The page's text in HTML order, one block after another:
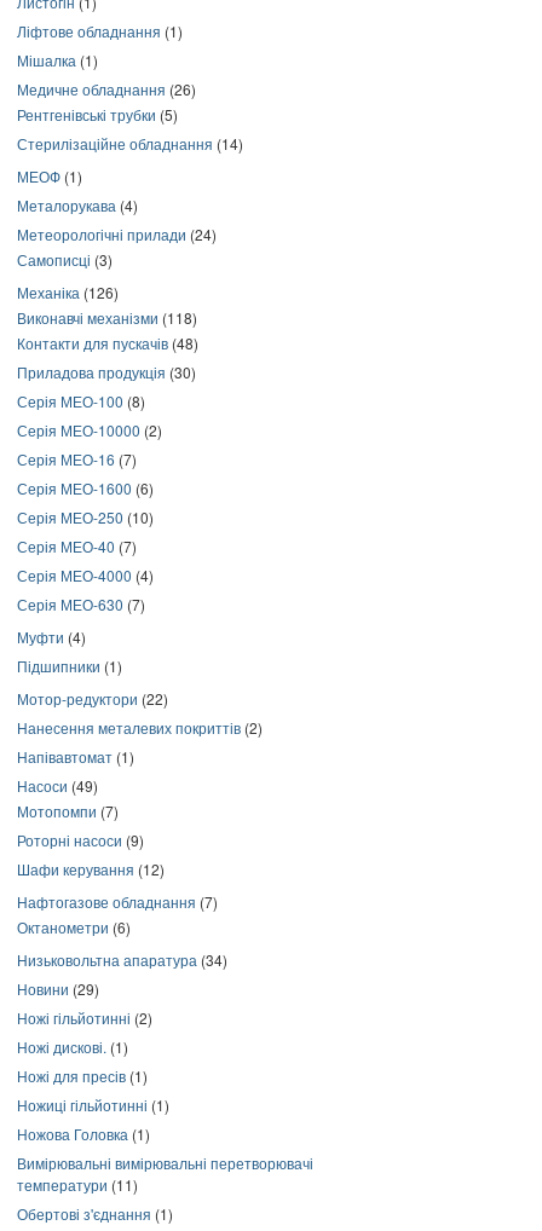
Ліфтове обладнання (1)
Мішалка (1)
Медичне обладнання (26)
Рентгенівські трубки (5)
Стерилізаційне обладнання (14)
МЕОФ (1)
Металорукава (4)
Метеорологічні прилади (24)
Самописці (3)
Механіка (126)
Виконавчі механізми (118)
Контакти для пускачів (48)
Приладова продукція (30)
Серія МЕО-100 (8)
Серія МЕО-10000 (2)
Серія МЕО-16 (7)
Серія МЕО-1600 (6)
Серія МЕО-250 (10)
Серія МЕО-40 (7)
Серія МЕО-4000 (4)
Серія МЕО-630 (7)
Муфти (4)
Підшипники (1)
Мотор-редуктори (22)
Нанесення металевих покриттів (2)
Напівавтомат (1)
Насоси (49)
Мотопомпи (7)
Роторні насоси (9)
Шафи керування (12)
Нафтогазове обладнання (7)
Октанометри (6)
Низьковольтна апаратура (34)
Новини (29)
Ножі гільйотинні (2)
Ножі дискові. (1)
Ножі для пресів (1)
Ножиці гільйотинні (1)
Ножова Головка (1)
Вимірювальні вимірювальні перетворювачі
температури (11)
Обертові з'єднання (1)